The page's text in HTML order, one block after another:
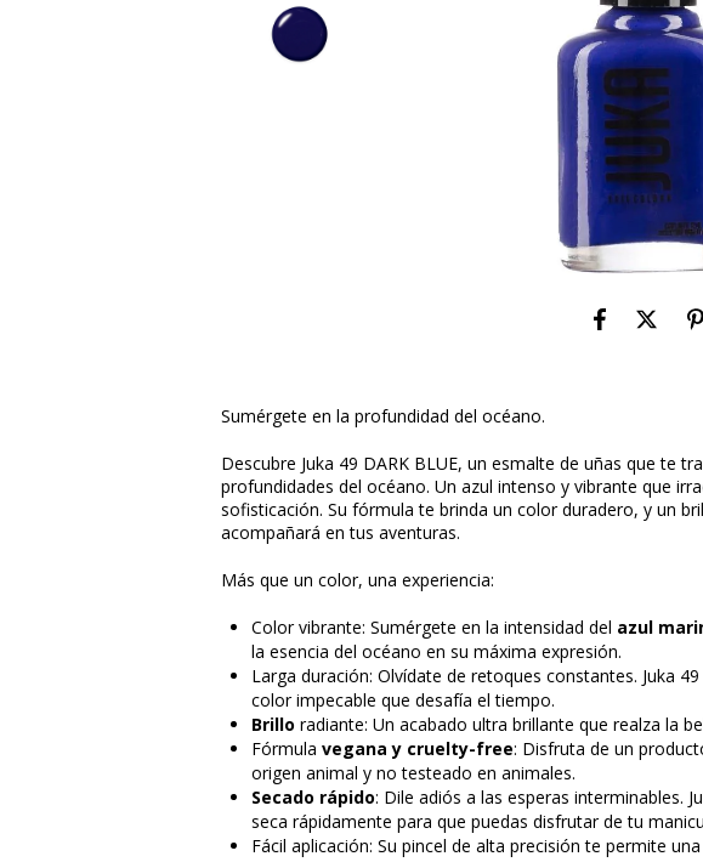
Sumérgete en la profundidad del océano.
Descubre Juka 49 DARK BLUE, un esmalte de uñas que te
profundidades del océano. Un azul intenso y vibrante que
sofisticación. Su fórmula te brinda un color duradero, y un
acompañará en tus aventuras.
Más que un color, una experiencia:
Color vibrante: Sumérgete en la intensidad del azul
la esencia del océano en su máxima expresión.
Larga duración: Olvídate de retoques constantes. Juka
color impecable que desafía el tiempo.
Brillo radiante: Un acabado ultra brillante que realza la
Fórmula vegana y cruelty-free: Disfruta de un
origen animal y no testeado en animales.
Secado rápido: Dile adiós a las esperas interminables.
seca rápidamente para que puedas disfrutar de tu
Fácil aplicación: Su pincel de alta precisión te permite